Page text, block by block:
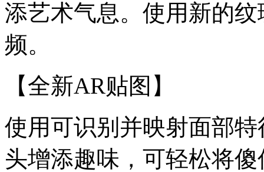
添艺术气息。使用新的
频。
【全新AR贴图】
使用可识别并映射面部
头增添趣味，可轻松将